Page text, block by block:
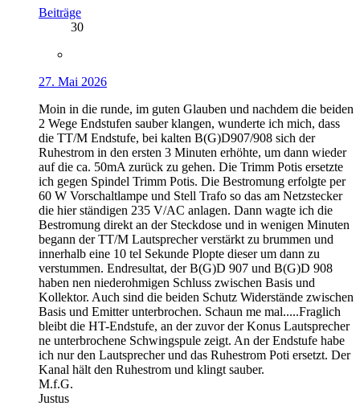
Beiträge
30
27. Mai 2026
Moin in die runde, im guten Glauben und nachdem die beiden
2 Wege Endstufen sauber klangen, wunderte ich mich, dass
die TT/M Endstufe, bei kalten B(G)D907/908 sich der
Ruhestrom in den ersten 3 Minuten erhöhte, um dann wieder
auf die ca. 50mA zurück zu gehen. Die Trimm Potis ersetzte
ich gegen Spindel Trimm Potis. Die Bestromung erfolgte per
60 W Vorschaltlampe und Stell Trafo so das am Netzstecker
die hier ständigen 235 V/AC anlagen. Dann wagte ich die
Bestromung direkt an der Steckdose und in wenigen Minuten
begann der TT/M Lautsprecher verstärkt zu brummen und
innerhalb eine 10 tel Sekunde Plopte dieser um dann zu
verstummen. Endresultat, der B(G)D 907 und B(G)D 908
haben nen niederohmigen Schluss zwischen Basis und
Kollektor. Auch sind die beiden Schutz Widerstände zwischen
Basis und Emitter unterbrochen. Schaun me mal.....Fraglich
bleibt die HT-Endstufe, an der zuvor der Konus Lautsprecher
ne unterbrochene Schwingspule zeigt. An der Endstufe habe
ich nur den Lautsprecher und das Ruhestrom Poti ersetzt. Der
Kanal hält den Ruhestrom und klingt sauber.
M.f.G.
Justus